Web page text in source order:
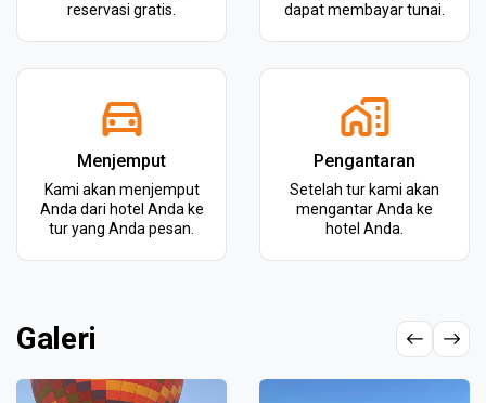
reservasi gratis.
dapat membayar tunai.
Menjemput
Kami akan menjemput
Anda dari hotel Anda ke
tur yang Anda pesan.
Pengantaran
Setelah tur kami akan
mengantar Anda ke
hotel Anda.
Galeri